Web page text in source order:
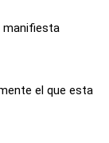
manifiesta
el que esta